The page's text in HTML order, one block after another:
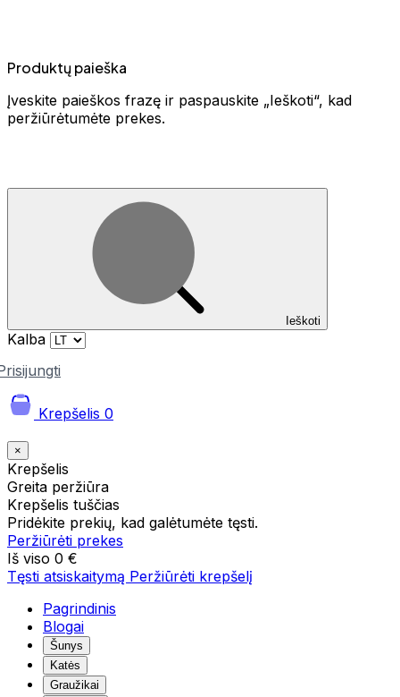
Produktų paieška
Įveskite paieškos frazę ir paspauskite „Ieškoti“, kad
peržiūrėtumėte prekes.
Ieškoti
Kalba
Krepšelis 0
×
Krepšelis
Greita peržiūra
Krepšelis tuščias
Pridėkite prekių, kad galėtumėte tęsti.
Peržiūrėti prekes
Iš viso 0 €
Tęsti atsiskaitymą Peržiūrėti krepšelį
Pagrindinis
Blogai
Šunys
Katės
Graužikai